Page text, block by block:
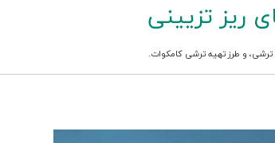
ریز تزیینی
ترشی، و طرز تهیه ترشی کامکوات.